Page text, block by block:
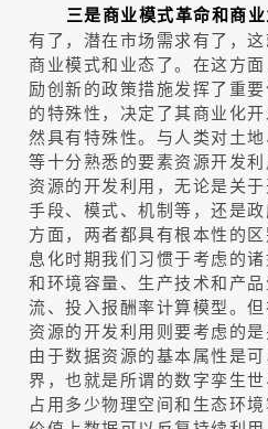
三是商业模式革命和商
有了，潜在市场需求有了，
商业模式和业态了。在这方
励创新的政策措施发挥了重
的特殊性，决定了其商业化
然具有特殊性。与人类对土
等十分熟悉的要素资源开发
资源的开发利用，无论是关于
手段、模式、机制等，还是
方面，两者都具有根本性的
息化时期我们习惯于考虑的
和环境容量、生产技术和产
流、投入报酬率计算模型。
资源的开发利用则要考虑的是
由于数据资源的基本属性是
界，也就是所谓的数字孪生
占用多少物理空间和生态环